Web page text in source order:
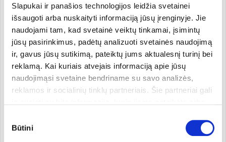
Slapukai ir panašios technologijos leidžia svetainei
išsaugoti arba nuskaityti informaciją jūsų įrenginyje. Jie
naudojami tam, kad svetainė veiktų tinkamai, įsimintų
jūsų pasirinkimus, padėtų analizuoti svetainės naudojimą
ir, gavus jūsų sutikimą, pateiktų jums aktualesnį turinį bei
reklamą. Kai kuriais atvejais informaciją apie jūsų
naudojimąsi svetaine bendriname su savo analizės,
reklamos ir socialinių tinklų partneriais. Šie partneriai gali
pasirinkti, su kuriomis slapukų kategorijomis sutinkate.
Savo sutikimą galite bet kada pakeisti arba atšaukti
pasirinkimas
Būtini
Guminukai „Meškiukai“,
ekologiški
Biona
75 g
41.20 €/kg
3,09 €
Aviečių ir obuolių tyrės
juostelės
LABU
63.80 €/kg
3,19 €